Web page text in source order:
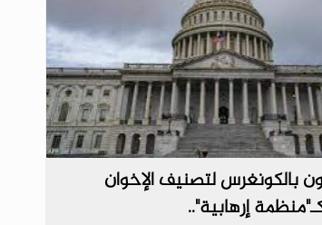
بالكونغرس لتصنيف الإخوان
إرهابية"..